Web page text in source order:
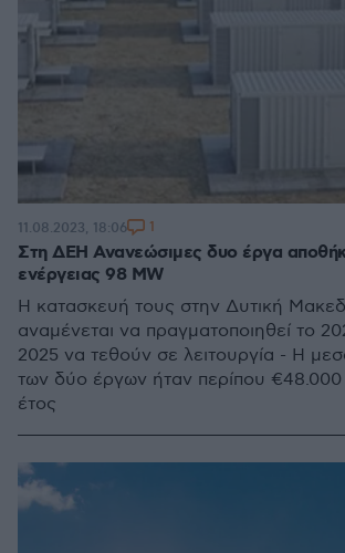
Στη ΔΕΗ Ανανεώσιμες δυο έργα
ενέργειας 98 MW
Η κατασκευή τους στην Δυτική
αναμένεται να πραγματοποιηθεί το
2025 να τεθούν σε λειτουργία - Η
των δύο έργων ήταν περίπου
έτος
11.08.2023, 18:06 1